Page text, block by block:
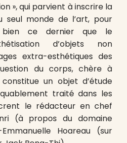
», qui parvient à inscrire la
seul monde de l’art, pour
bien ce dernier que le
d’objets non
extra-esthétiques des
du corps, chère à
un objet d’étude
traité dans les
le rédacteur en chef
(à propos du domaine
Hoareau (sur